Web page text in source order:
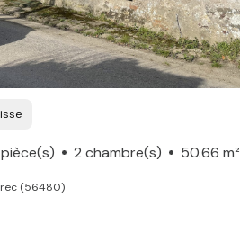
2 chambre(s) 50.66 m²
(56480)